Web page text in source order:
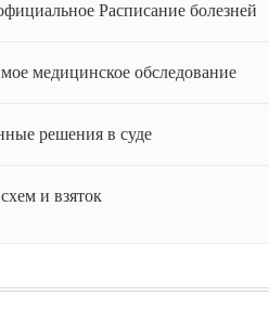
Расписание болезней
медицинское обследование
решения в суде
и взяток